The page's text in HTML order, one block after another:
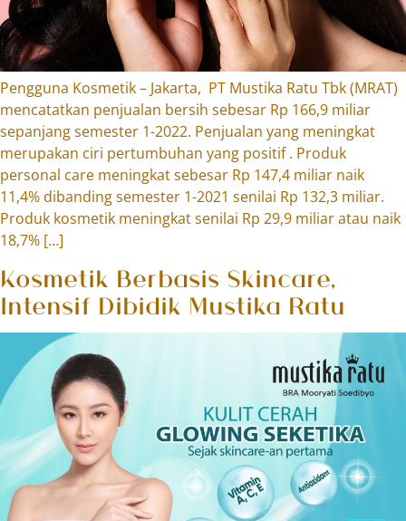
Pengguna Kosmetik – Jakarta, PT Mustika Ratu Tbk (MRAT)
mencatatkan penjualan bersih sebesar Rp 166,9 miliar
sepanjang semester 1-2022. Penjualan yang meningkat
merupakan ciri pertumbuhan yang positif . Produk
personal care meningkat sebesar Rp 147,4 miliar naik
11,4% dibanding semester 1-2021 senilai Rp 132,3 miliar.
Produk kosmetik meningkat senilai Rp 29,9 miliar atau naik
18,7% […]
Kosmetik Berbasis Skincare,
Intensif Dibidik Mustika Ratu